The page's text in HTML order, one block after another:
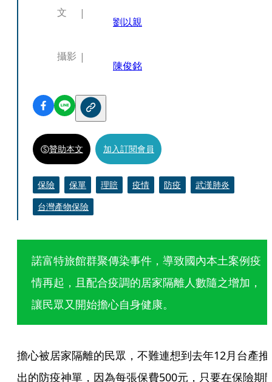
文
劉以親
攝影
陳俊銘
贊助本文 加入訂閱會員
保險 保單 理賠 疫情 防疫
武漢肺炎
台灣產物保險
諾富特旅館群聚傳染事件，導致國內本土案例疫
情再起，且配合疫調的居家隔離人數隨之增加，
讓民眾又開始擔心自身健康。
擔心被居家隔離的民眾，不難連想到去年12月台產推
出的防疫神單，因為每張保費500元，只要在保險期